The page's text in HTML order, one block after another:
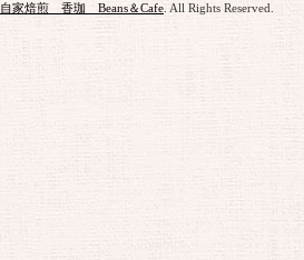
自家焙煎 香珈 Beans＆Cafe . All Rights Reserved.